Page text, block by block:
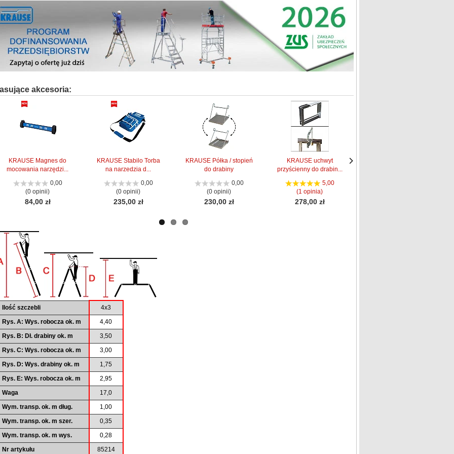
akcesoria:
KRAUSE Magnes do
mocowania narzędzi...
0,00
(0 opinii)
84,00 zł
KRAUSE Stabilo Torba
na narzedzia d...
0,00
(0 opinii)
235,00 zł
KRAUSE Półka / stopień
do drabiny
0,00
(0 opinii)
230,00 zł
KRAUSE uchwyt
przyścienny do drabin...
5,00
(1 opinia)
278,00 zł
Ilość szczebli
4x3
Rys. A: Wys. robocza ok. m
4,40
Rys. B: Dł. drabiny ok. m
3,50
Rys. C: Wys. robocza ok. m
3,00
Rys. D: Wys. drabiny ok. m
1,75
Rys. E: Wys. robocza ok. m
2,95
Waga
17,0
Wym. transp. ok. m dług.
1,00
Wym. transp. ok. m szer.
0,35
Wym. transp. ok. m wys.
0,28
Nr artykułu
85214